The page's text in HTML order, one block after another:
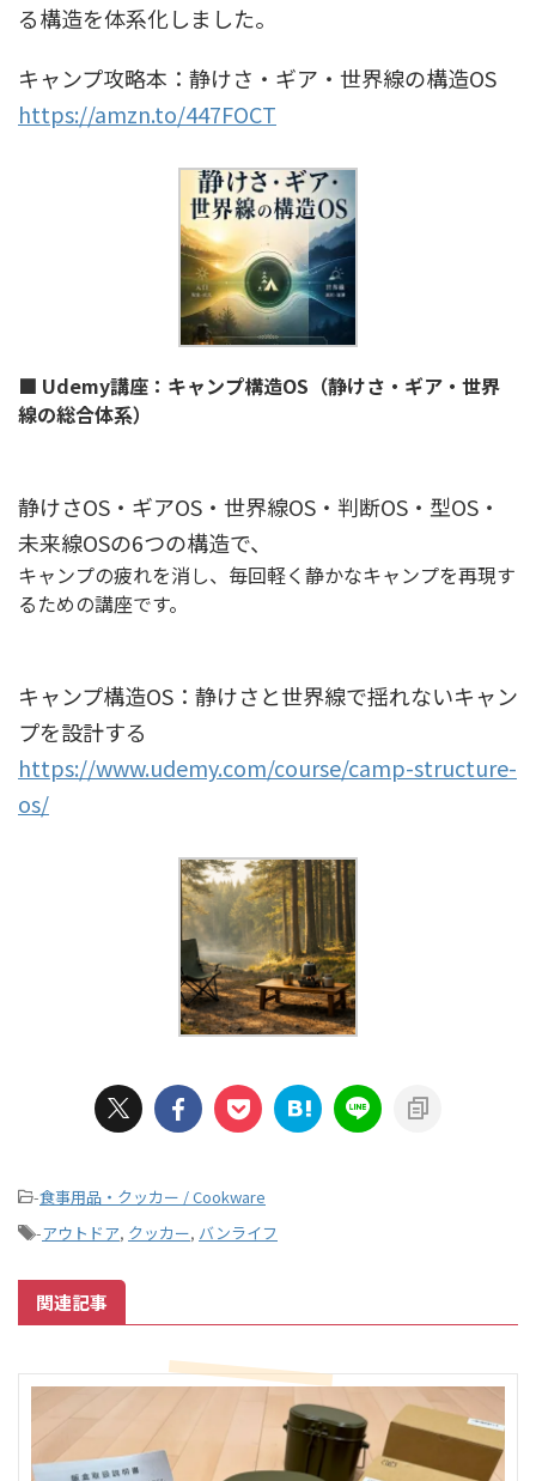
る構造を体系化しました。
キャンプ攻略本：静けさ・ギア・世界線の構造OS
https://amzn.to/447FOCT
■ Udemy講座：キャンプ構造OS（静けさ・ギア・世界
線の総合体系）
静けさOS・ギアOS・世界線OS・判断OS・型OS・
未来線OSの6つの構造で、
キャンプの疲れを消し、毎回軽く静かなキャンプを再現す
るための講座です。
キャンプ構造OS：静けさと世界線で揺れないキャン
プを設計する
https://www.udemy.com/course/camp-structure-
os/
-食事用品・クッカー / Cookware
-アウトドア, クッカー, バンライフ
関連記事